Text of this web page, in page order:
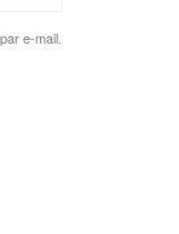
e-mail.